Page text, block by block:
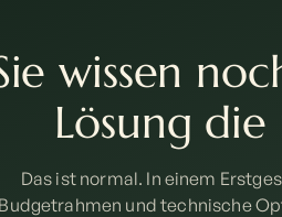
wissen
Lösung
Das ist normal. In einem
Budgetrahmen und technische